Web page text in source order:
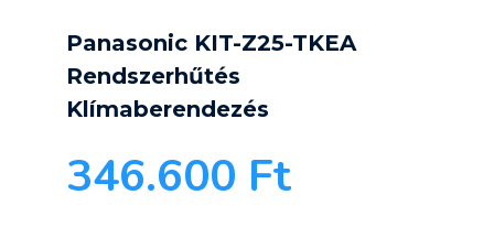
Panasonic KIT-Z25-TKEA
Rendszerhűtés
Klímaberendezés
346.600 Ft